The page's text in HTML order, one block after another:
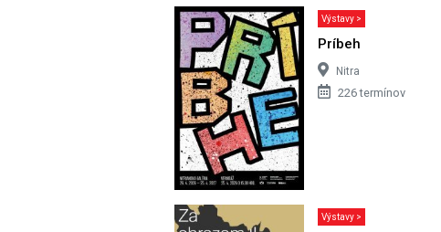
Výstavy >
Príbeh
Nitra
226 termínov
Výstavy >